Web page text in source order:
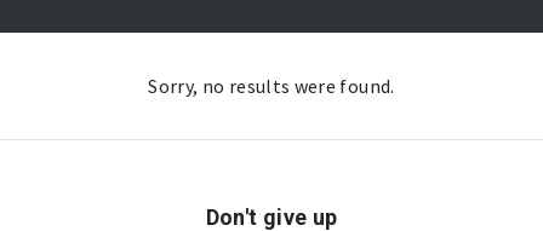
Sorry, no results were found.
Don't give up